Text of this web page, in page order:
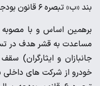
بند «ب» تبصره ۶ قانون بودجه سال ۱۴۰۴ اجرایی می‌شود.
برهمین اساس و با مصوبه
مساعدت به قشر هدف در
جانبازان و ایثارگران)
خودرو از شرکت های